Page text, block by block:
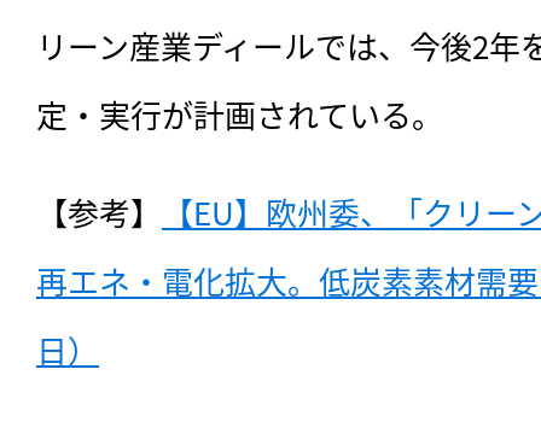
リーン産業ディールでは、今後2年
定・実行が計画されている。
【参考】
【EU】欧州委、「クリ
再エネ・電化拡大。低炭素素材需
日）